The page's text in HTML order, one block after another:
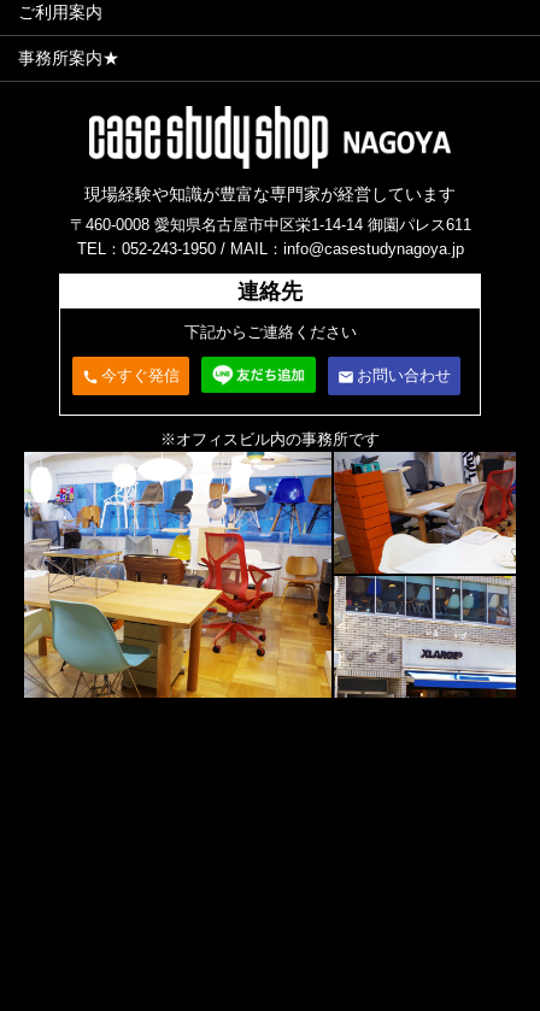
ご利用案内
事務所案内★
現場経験や知識が豊富な専門家が経営しています
〒460-0008 愛知県名古屋市中区栄1-14-14 御園パレス611
TEL：052-243-1950 / MAIL：info@casestudynagoya.jp
連絡先
下記からご連絡ください
call 今すぐ発信 email お問い合わせ
※オフィスビル内の事務所です